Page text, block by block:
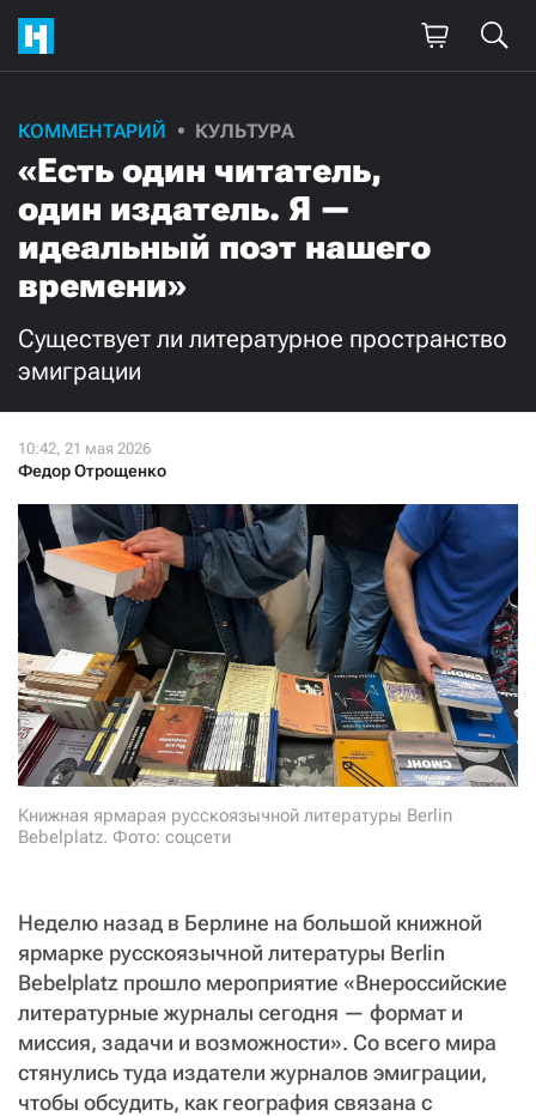
КОММЕНТАРИЙ КУЛЬТУРА
«Есть один читатель,
один издатель. Я —
идеальный поэт нашего
времени»
Существует ли литературное пространство
эмиграции
Федор Отрощенко
Книжная ярмарая русскоязычной литературы Berlin
Bebelplatz. Фото: соцсети
Неделю назад в Берлине на большой книжной
ярмарке русскоязычной литературы Berlin
Bebelplatz прошло мероприятие «Внероссийские
литературные журналы сегодня — формат и
миссия, задачи и возможности». Со всего мира
стянулись туда издатели журналов эмиграции,
чтобы обсудить, как география связана с
Поддержите
нашу работу!
Ежемесячно
3000
500 300
Нажимая кнопку «Стать соучастником»,
я принимаю условия и подтверждаю свое гражданство РФ
СТАТЬ СОУЧАСТНИКОМ
ПОДЕЛИТЬСЯ С ДРУЗЬЯМИ
Если у вас есть вопросы, пишите donate@novayagazeta.ruили
звоните:
+7 (929) 612-03-68